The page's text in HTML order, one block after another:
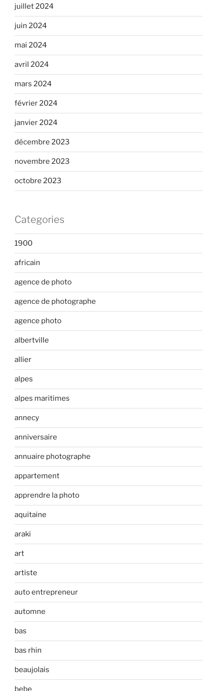
juillet 2024
juin 2024
mai 2024
avril 2024
mars 2024
février 2024
janvier 2024
décembre 2023
novembre 2023
octobre 2023
Categories
1900
africain
agence de photo
agence de photographe
agence photo
albertville
allier
alpes
alpes maritimes
annecy
anniversaire
annuaire photographe
appartement
apprendre la photo
aquitaine
araki
art
artiste
auto entrepreneur
automne
bas
bas rhin
beaujolais
bebe